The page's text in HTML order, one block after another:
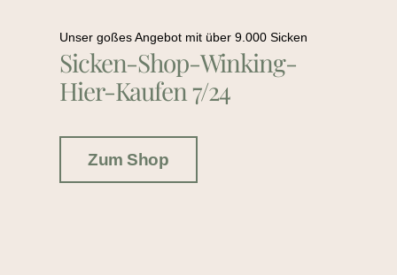
Unser goßes Angebot mit über 9.000 Sicken
Sicken-Shop-Winking-
Hier-Kaufen 7/24
Zum Shop